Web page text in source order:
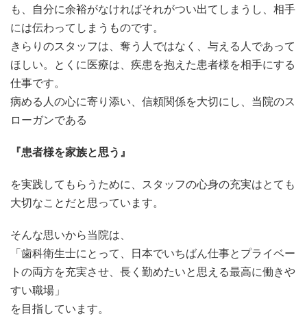
も、自分に余裕がなければそれがつい出てしまうし、相手
には伝わってしまうものです。
きらりのスタッフは、奪う人ではなく、与える人であって
ほしい。とくに医療は、疾患を抱えた患者様を相手にする
仕事です。
病める人の心に寄り添い、信頼関係を大切にし、当院のス
ローガンである
『患者様を家族と思う』
を実践してもらうために、スタッフの心身の充実はとても
大切なことだと思っています。
そんな思いから当院は、
「歯科衛生士にとって、日本でいちばん仕事とプライベー
トの両方を充実させ、長く勤めたいと思える最高に働きや
すい職場」
を目指しています。